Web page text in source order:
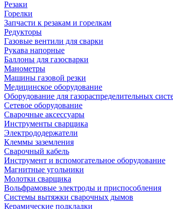
Резаки
Горелки
Запчасти к резакам и горелкам
Редукторы
Газовые вентили для сварки
Рукава напорные
Баллоны для газосварки
Манометры
Машины газовой резки
Медицинское оборудование
Оборудование для газораспределительных
Сетевое оборудование
Сварочные аксессуары
Инструменты сварщика
Электрододержатели
Клеммы заземления
Сварочный кабель
Инструмент и вспомогательное оборудование
Магнитные угольники
Молотки сварщика
Вольфрамовые электроды и приспособления
Системы вытяжки сварочных дымов
Керамические подкладки